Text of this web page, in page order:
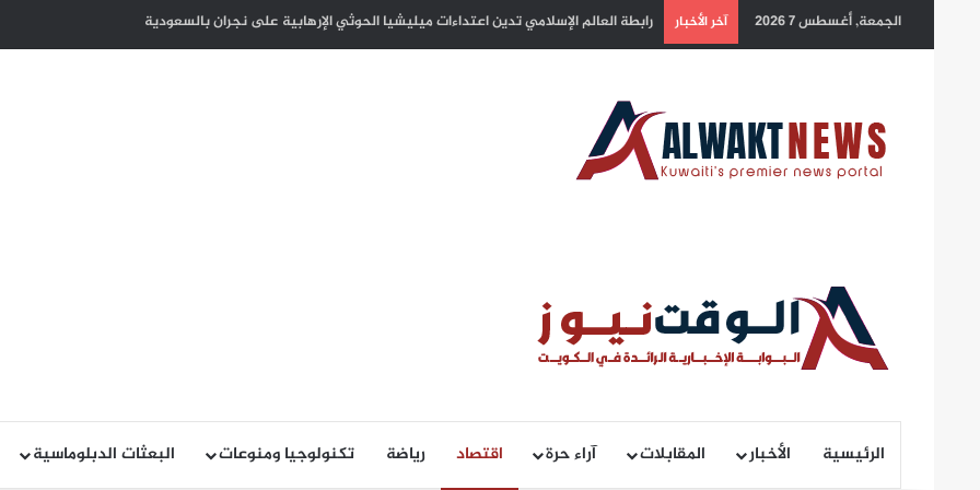
الجمعة, أغسطس 7 2026 آخر الأخبار سمو أمير البلاد يهنئ رئيس كوت ديفوار بذكرى الاستقلال لبلاده
الرئيسية الأخبار المقابلات آراء حرة اقتصاد رياضة تكنولوجيا ومنوعات البعثات الدبلوماسية